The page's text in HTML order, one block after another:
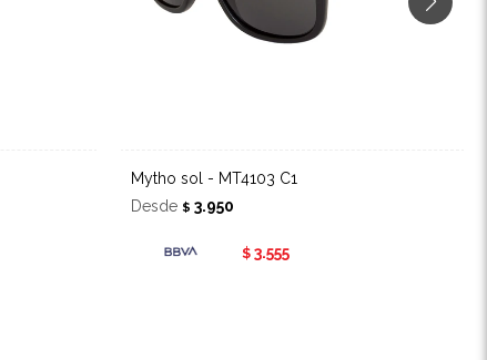
Mytho sol - MT4103 C1
Desde $ 3.950
$ 3.555